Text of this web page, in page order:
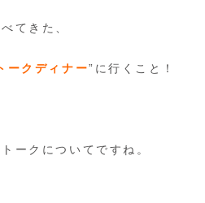
てきた、
ークディナー”に行くこと！
ークについてですね。